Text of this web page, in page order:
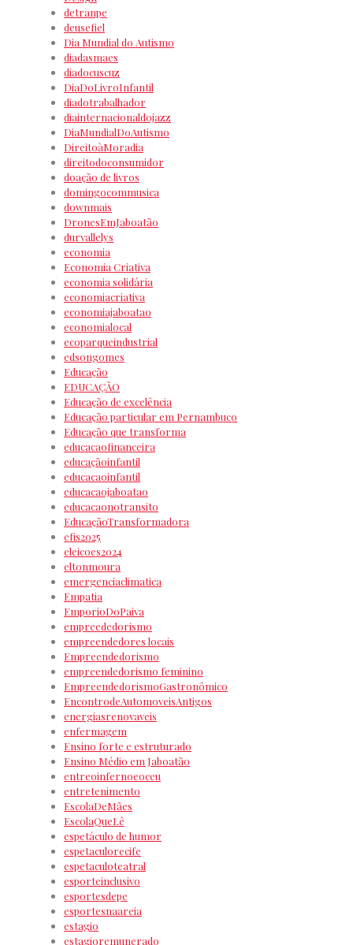
detranpe
deusefiel
Dia Mundial do Autismo
diadasmaes
diadocuscuz
DiaDoLivroInfantil
diadotrabalhador
diainternacionaldojazz
DiaMundialDoAutismo
DireitoàMoradia
direitodoconsumidor
doação de livros
domingocommusica
downmais
DronesEmJaboatão
durvallelys
economia
Economia Criativa
economia solidária
economiacriativa
economiajaboatao
economialocal
ecoparqueindustrial
edsongomes
Educação
EDUCAÇÃO
Educação de excelência
Educação particular em Pernambuco
Educação que transforma
educacaofinanceira
educaçãoinfantil
educacaoinfantil
educacaojaboatao
educacaonotransito
EducaçãoTransformadora
efis2025
eleicoes2024
eltonmoura
emergenciaclimatica
Empatia
EmporioDoPaiva
empreededorismo
empreendedores locais
Empreendedorismo
empreendedorismo feminino
EmpreendedorismoGastronômico
EncontrodeAutomoveisAntigos
energiasrenovaveis
enfermagem
Ensino forte e estruturado
Ensino Médio em Jaboatão
entreoinfernoeoceu
entretenimento
EscolaDeMães
EscolaQueLê
espetáculo de humor
espetaculorecife
espetaculoteatral
esporteinclusivo
esportesdepe
esportesnaareia
estagio
estagioremunerado